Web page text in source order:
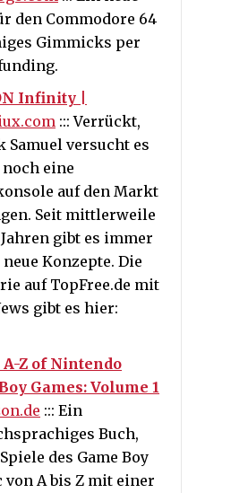
den Commodore 64
Gimmicks per
Infinity
::: Verrückt,
Samuel versucht es
eine
auf den Markt
Seit mittlerweile
gibt es immer
Konzepte. Die
auf TopFree.de mit
gibt es hier:
A-Z of Nintendo
Games: Volume 1
::: Ein
Buch,
des Game Boy
von A bis Z mit einer